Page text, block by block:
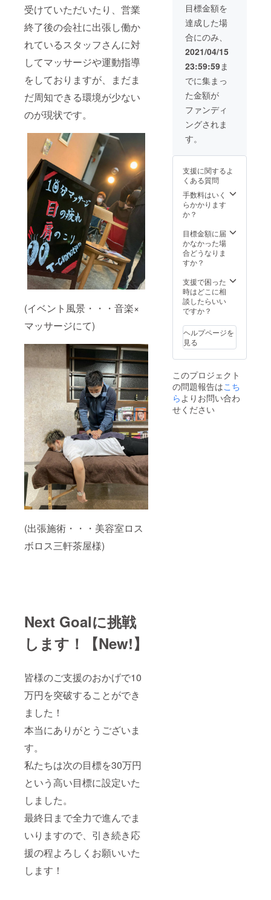
受けていただいたり、営業
終了後の会社に出張し働か
れているスタッフさんに対
してマッサージや運動指導
をしておりますが、まだま
だ周知できる環境が少ない
のが現状です。
(イベント風景・・・音楽×
マッサージにて)
(出張施術・・・美容室ロス
ボロス三軒茶屋様)
Next Goalに挑戦
します！【New!】
皆様のご支援のおかげで10
万円を突破することができ
ました！
本当にありがとうございま
す。
私たちは次の目標を30万円
という高い目標に設定いた
しました。
最終日まで全力で進んでま
いりますので、引き続き応
援の程よろしくお願いいた
します！
で打ち
合わせ
をさせ
ていた
だきま
すの
で、備
考欄に
打ち合
わせ可
能な曜
日と時
間帯を
致しま
通費は
こちら
で負担
致しま
す。
目標金額を
達成した場
合にのみ、
2021/04/15
23:59:59ま
でに集まっ
た金額が
ファンディ
ングされま
す。
支援に関するよ
くある質問
手数料はいく
らかかります
か？
目標金額に届
かなかった場
合どうなりま
すか？
支援で困った
時はどこに相
談したらいい
ですか？
ヘルプページを
見る
このプロジェクト
の問題報告はこち
ら よりお問い合わ
せください